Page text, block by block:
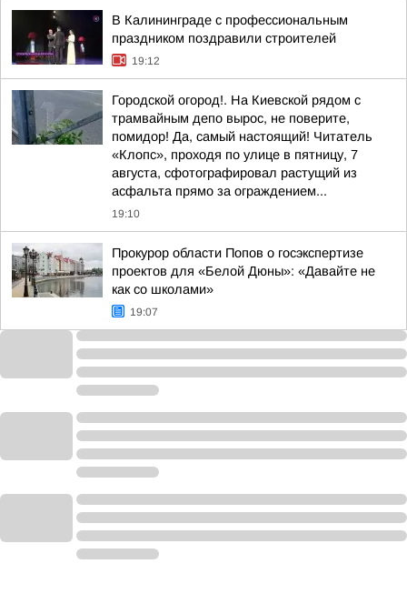
В Калининграде с профессиональным
праздником поздравили строителей
19:12
Городской огород!. На Киевской рядом с
трамвайным депо вырос, не поверите,
помидор! Да, самый настоящий! Читатель
«Клопс», проходя по улице в пятницу, 7
августа, сфотографировал растущий из
асфальта прямо за ограждением...
19:10
Прокурор области Попов о госэкспертизе
проектов для «Белой Дюны»: «Давайте не
как со школами»
19:07